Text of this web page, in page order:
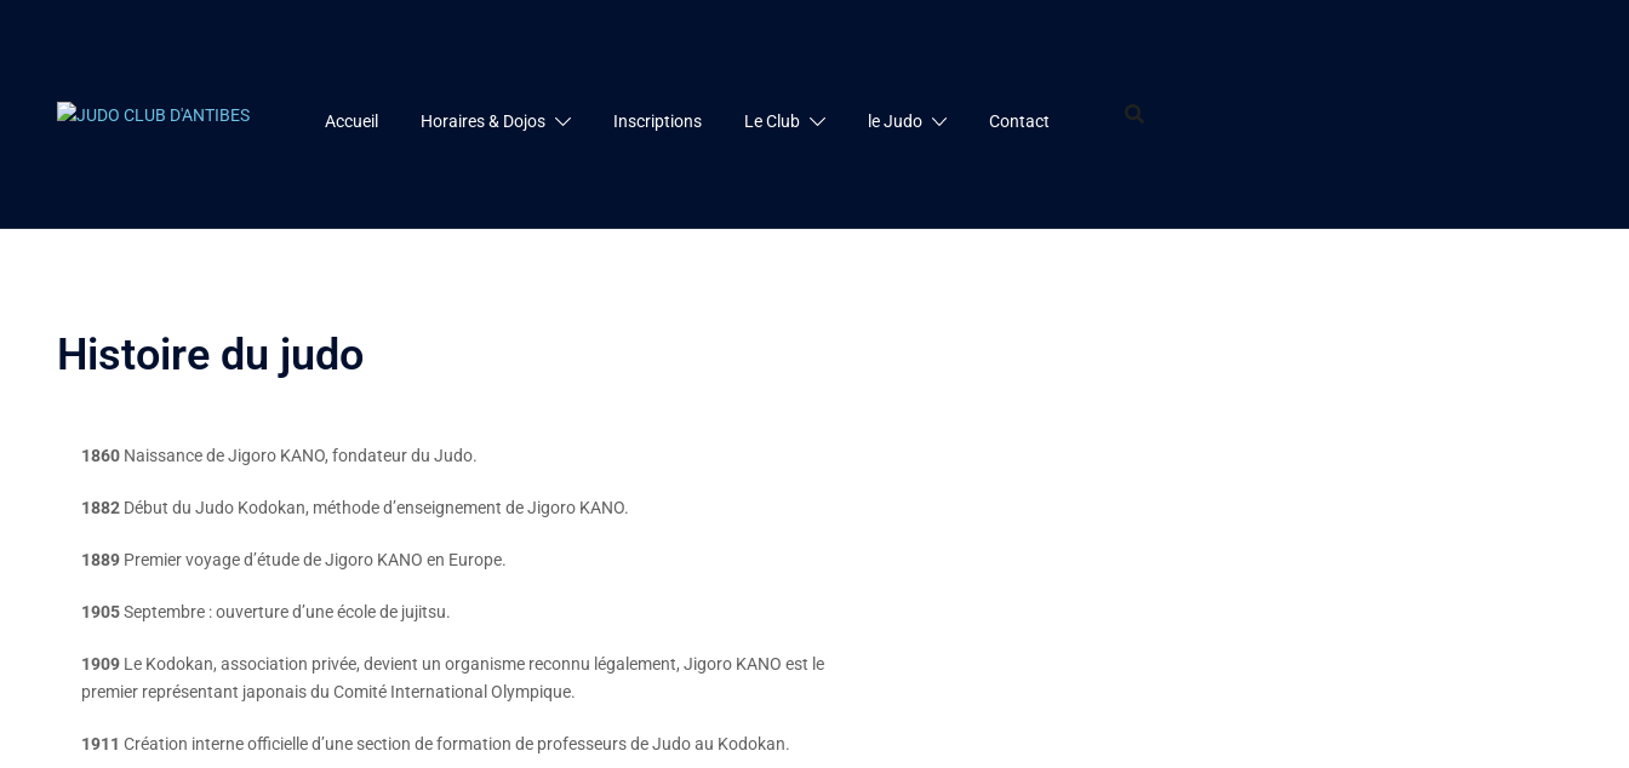
Accueil Horaires & Dojos Inscriptions Le Club le Judo Contact
Histoire du judo
1860 Naissance de Jigoro KANO, fondateur du Judo.
1882 Début du Judo Kodokan, méthode d’enseignement de Jigoro KANO.
1889 Premier voyage d’étude de Jigoro KANO en Europe.
1905Septembre : ouverture d’une école de jujitsu.
1909 Le Kodokan, association privée, devient un organisme reconnu légalement, Jigoro KANO est le
premier représentant japonais du Comité International Olympique.
1911 Création interne officielle d’une section de formation de professeurs de Judo au Kodokan.